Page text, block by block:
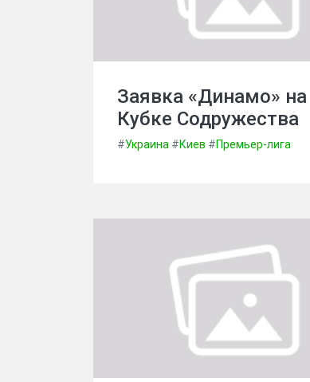
Заявка «Динамо» на
Кубке Содружества
#Украина #Киев #Премьер-лига